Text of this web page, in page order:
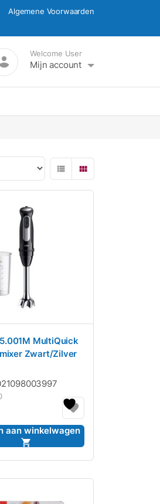
Algemene Voorwaarden
Welcome User
Mijn account
MultiQuick
Zwart/Zilver
aan winkelwagen